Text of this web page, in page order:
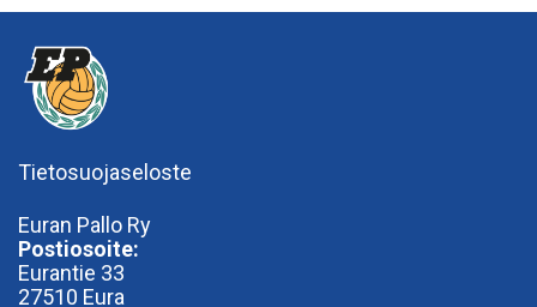
Tietosuojaseloste
Euran Pallo Ry
Postiosoite:
Eurantie 33
27510 Eura